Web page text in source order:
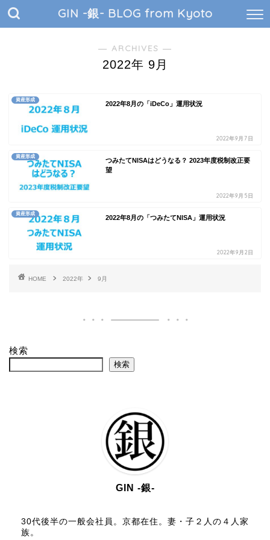
GIN -銀- BLOG from Kyoto
― ARCHIVES ―
2022年 9月
資産形成
2022年8月の「iDeCo」運用状況
2022年9月7日
資産形成
つみたてNISAはどうなる？ 2023年度税制改正要
望
2022年9月5日
資産形成
2022年8月の「つみたてNISA」運用状況
2022年9月2日
HOME 2022年 9月
検索
検索
GIN -銀-
30代後半の一般会社員。京都在住。妻・子２人の４人家
族。